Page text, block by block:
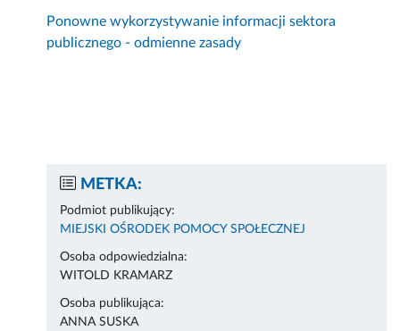
Ponowne wykorzystywanie informacji sektora
publicznego - odmienne zasady
METKA:
Podmiot publikujący:
MIEJSKI OŚRODEK POMOCY SPOŁECZNEJ
Osoba odpowiedzialna:
WITOLD KRAMARZ
Osoba publikująca:
ANNA SUSKA